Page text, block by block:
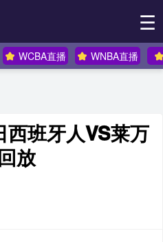
☰
WCBA直播 WNBA直播
班牙人VS莱万
放